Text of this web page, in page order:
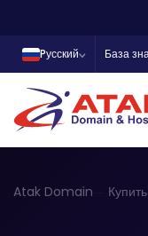
Pусский База
Atak Domain